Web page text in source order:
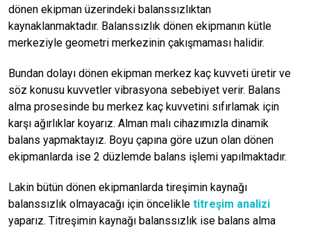
dönen ekipman üzerindeki balanssızlıktan
kaynaklanmaktadır. Balanssızlık dönen ekipmanın kütle
merkeziyle geometri merkezinin çakışmaması halidir.
Bundan dolayı dönen ekipman merkez kaç kuvveti üretir ve
söz konusu kuvvetler vibrasyona sebebiyet verir. Balans
alma prosesinde bu merkez kaç kuvvetini sıfırlamak için
karşı ağırlıklar koyarız. Alman malı cihazımızla dinamik
balans yapmaktayız. Boyu çapına göre uzun olan dönen
ekipmanlarda ise 2 düzlemde balans işlemi yapılmaktadır.
Lakin bütün dönen ekipmanlarda tireşimin kaynağı
balanssızlık olmayacağı için öncelikle titreşim analizi
yaparız. Titreşimin kaynağı balanssızlık ise balans alma